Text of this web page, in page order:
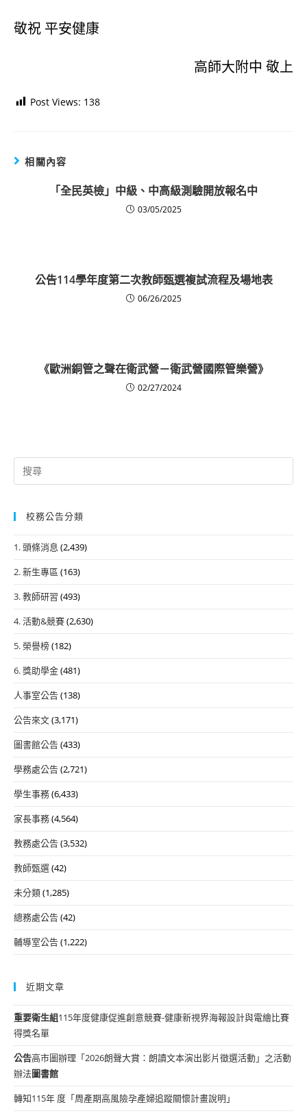
敬祝 平安健康
高師大附中 敬上
Post Views: 138
相關內容
「全民英檢」中級、中高級測驗開放報名中
03/05/2025
公告114學年度第二次教師甄選複試流程及場地表
06/26/2025
《歐洲銅管之聲在衛武營－衛武營國際管樂營》
02/27/2024
Search
for:
校務公告分類
1. 頭條消息 (2,439)
2. 新生專區 (163)
3. 教師研習 (493)
4. 活動&競賽(2,630)
5. 榮譽榜(182)
6. 獎助學金(481)
人事室公告(138)
公告來文(3,171)
圖書館公告(433)
學務處公告(2,721)
學生事務(6,433)
家長事務(4,564)
教務處公告(3,532)
教師甄選(42)
未分類(1,285)
總務處公告(42)
輔導室公告(1,222)
近期文章
重要衛生組115年度健康促進創意競賽-健康新視界海報設計與電繪比賽
得獎名單
公告高市圖辦理「2026朗聲大賞：朗讀文本演出影片徵選活動」之活動
辦法圖書館
轉知115年 度「周產期高風險孕產婦追蹤關懷計畫說明」